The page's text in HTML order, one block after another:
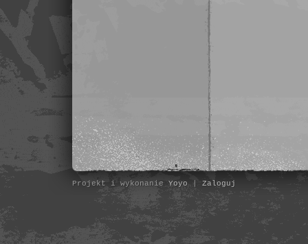
Projekt i wykonanie Yoyo Zaloguj